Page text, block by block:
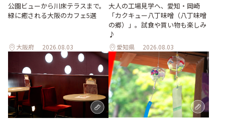
公園ビューから川床テラスまで。
緑に癒される大阪のカフェ5選
大阪府 2026.08.03
大人の工場見学へ、愛知・岡崎
「カクキュー八丁味噌（八丁味噌
の郷）」。試食や買い物も楽しみ
♪
愛知県 2026.08.03